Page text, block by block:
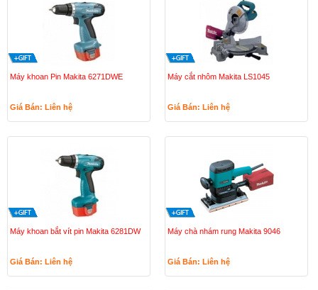
Máy khoan Pin Makita 6271DWE
Giá Bán: Liên hệ
Máy cắt nhôm Makita LS1045
Giá Bán: Liên hệ
Máy khoan bắt vít pin Makita 6281DW
Giá Bán: Liên hệ
Máy chà nhám rung Makita 9046
Giá Bán: Liên hệ